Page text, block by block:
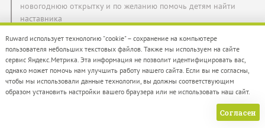
новогоднюю открытку и по желанию помочь детям найти
наставника
Ruward использует технологию "cookie" – сохранение на компьютере
пользователя небольших текстовых файлов. Также мы используем на сайте
сервис Яндекс.Метрика. Эта информация не позволит идентифицировать вас,
однако может помочь нам улучшить работу нашего сайта. Если вы не согласны,
чтобы мы использовали данные технологии, вы должны соответствующим
образом установить настройки вашего браузера или не использовать наш сайт.
Согласен